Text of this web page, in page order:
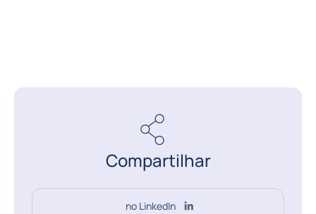
Compartilhar
no LinkedIn